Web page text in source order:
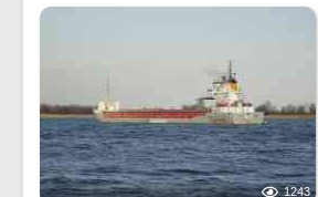
1243